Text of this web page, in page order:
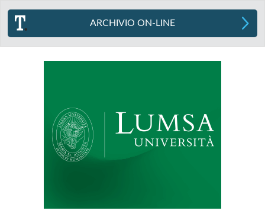
ARCHIVIO ON-LINE